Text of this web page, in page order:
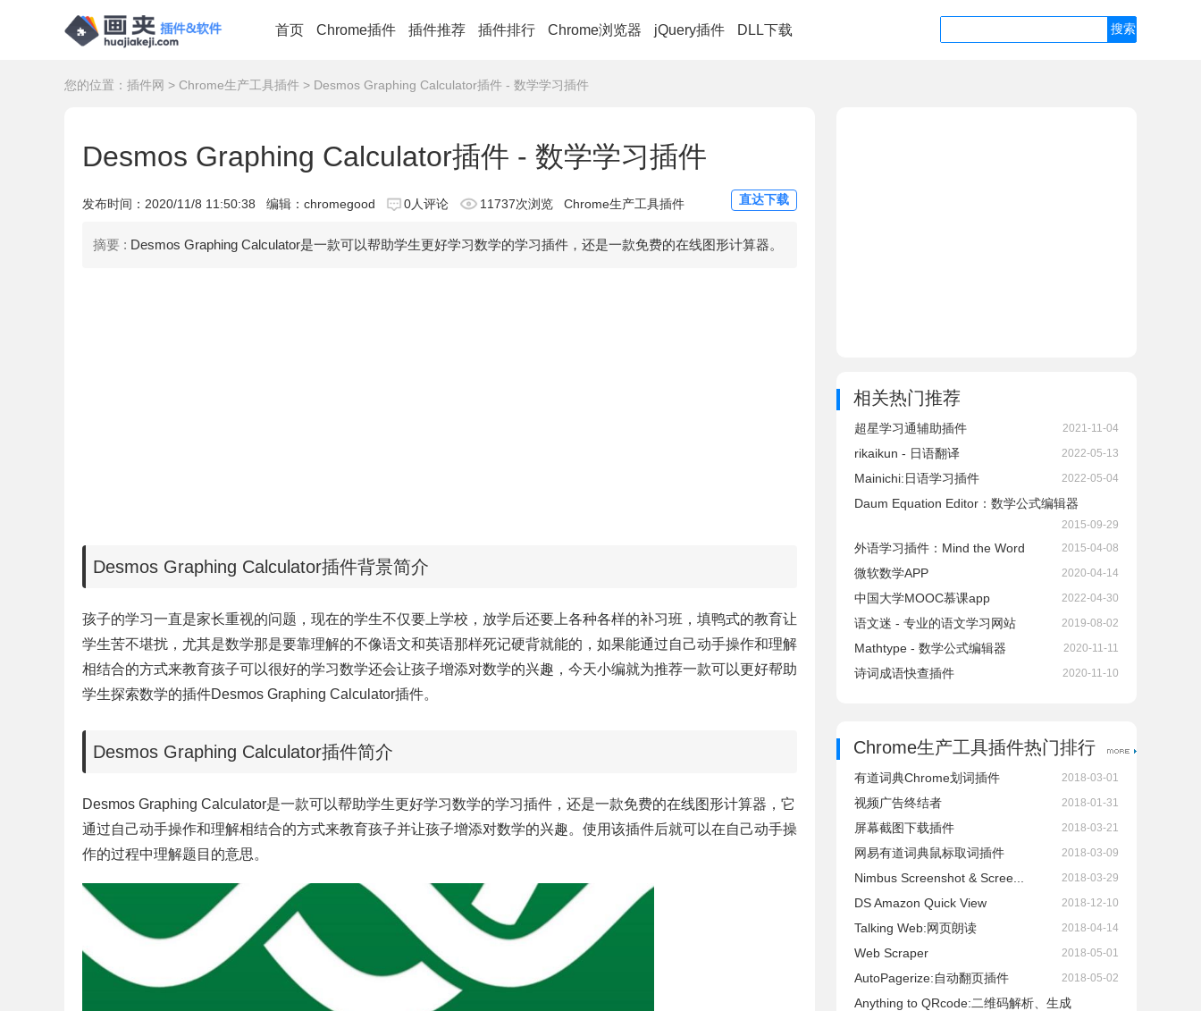
首页 Chrome插件 插件推荐 插件排行 Chrome浏览器 jQuery插件 DLL下载
您的位置： 插件网 > Chrome生产工具插件 > Desmos Graphing Calculator插件 - 数学学习插件
Desmos Graphing Calculator插件 - 数学学习插件
发布时间： 2020/11/8 11:50:38 编辑：chromegood 0人评论 11737次浏览 Chrome生产工具插件 直达下载
摘要 : Desmos Graphing Calculator是一款可以帮助学生更好学习数学的学习插件，还是一款免费的在线图形计算器。
Desmos Graphing Calculator插件背景简介
孩子的学习一直是家长重视的问题，现在的学生不仅要上学校，放学后还要上各种各样的补习班，填鸭式的教育让
学生苦不堪扰，尤其是数学那是要靠理解的不像语文和英语那样死记硬背就能的，如果能通过自己动手操作和理解
相结合的方式来教育孩子可以很好的学习数学还会让孩子增添对数学的兴趣，今天小编就为推荐一款可以更好帮助
学生探索数学的插件Desmos Graphing Calculator插件。
Desmos Graphing Calculator插件简介
Desmos Graphing Calculator是一款可以帮助学生更好学习数学的学习插件，还是一款免费的在线图形计算器，它
通过自己动手操作和理解相结合的方式来教育孩子并让孩子增添对数学的兴趣。使用该插件后就可以在自己动手操
作的过程中理解题目的意思。
相关热门推荐
超星学习通辅助插件 2021-11-04
rikaikun - 日语翻译 2022-05-13
Mainichi:日语学习插件 2022-05-04
Daum Equation Editor：数学公式编辑器
2015-09-29
外语学习插件：Mind the Word 2015-04-08
微软数学APP 2020-04-14
中国大学MOOC慕课app 2022-04-30
语文迷 - 专业的语文学习网站 2019-08-02
Mathtype - 数学公式编辑器 2020-11-11
诗词成语快查插件 2020-11-10
Chrome生产工具插件热门排行
有道词典Chrome划词插件 2018-03-01
视频广告终结者 2018-01-31
屏幕截图下载插件 2018-03-21
网易有道词典鼠标取词插件 2018-03-09
Nimbus Screenshot & Scree... 2018-03-29
DS Amazon Quick View 2018-12-10
Talking Web:网页朗读 2018-04-14
Web Scraper 2018-05-01
AutoPagerize:自动翻页插件 2018-05-02
Anything to QRcode:二维码解析、生成